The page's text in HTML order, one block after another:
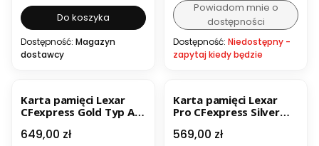
Do koszyka
Dostępność: Magazyn
dostawcy
Powiadom mnie o
dostępności
Dostępność: Niedostępny -
zapytaj kiedy będzie
Karta pamięci Lexar
CFexpress Gold Typ A
GB
Cena
649,00 zł
Karta pamięci Lexar
Pro CFexpress Silver
Cena
569,00 zł